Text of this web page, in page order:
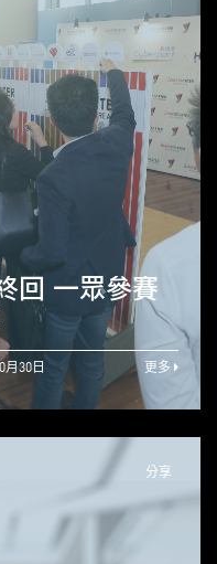
回 一眾參賽
月30日 更多
分享